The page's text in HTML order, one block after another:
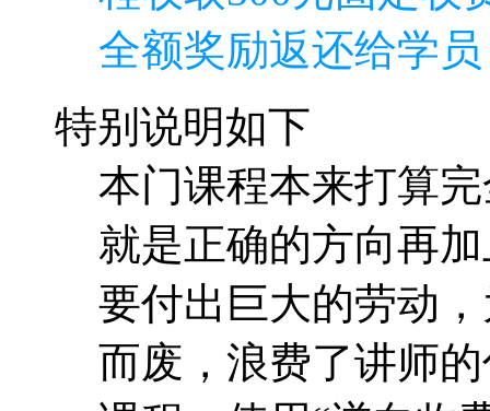
就是正确的方向再
要付出巨大的劳动
而废，浪费了讲师
课程，使用“逆向收
收取400元，其中
学费，即如果学员
的书面作业，则100